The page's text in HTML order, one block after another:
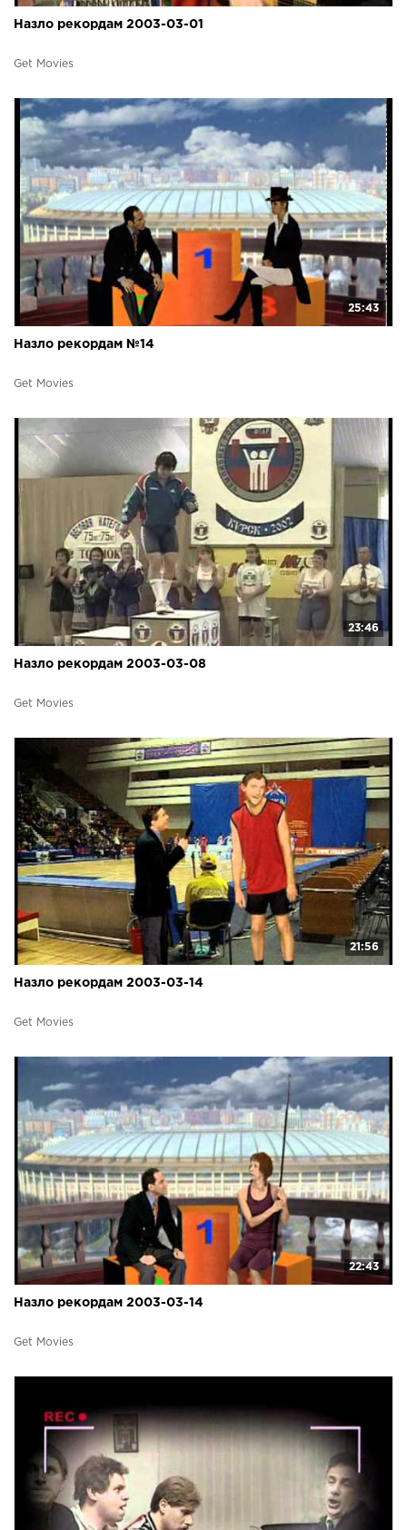
Назло рекордам 2003-03-01
Get Movies
25:43
Назло рекордам №14
Get Movies
23:46
Назло рекордам 2003-03-08
Get Movies
21:56
Назло рекордам 2003-03-14
Get Movies
22:43
Назло рекордам 2003-03-14
Get Movies